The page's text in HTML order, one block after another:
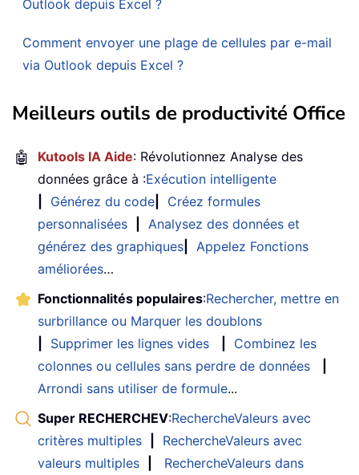
Outlook depuis Excel ?
Comment envoyer une plage de cellules par e-mail
via Outlook depuis Excel ?
Meilleurs outils de productivité Office
🤖 Kutools IA Aide: Révolutionnez Analyse des
données grâce à :Exécution intelligente
Générez du code
Créez formules
personnalisées
Analysez des données et
générez des graphiques
Appelez Fonctions
améliorées…
Fonctionnalités populaires:Rechercher, mettre en
surbrillance ou Marquer les doublons
Supprimer les lignes vides
Combinez les
colonnes ou cellules sans perdre de données
Arrondi sans utiliser de formule...
Super RECHERCHEV:RechercheValeurs avec
critères multiples
RechercheValeurs avec
valeurs multiples
RechercheValeurs dans